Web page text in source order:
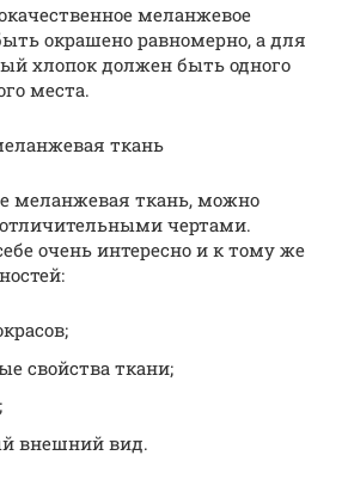
меланжевое
окрашено равномерно, а для
хлопок должен быть одного
места.
ткань
меланжевая ткань, можно
чертами.
очень интересно и к тому же
свойства ткани;
внешний вид.